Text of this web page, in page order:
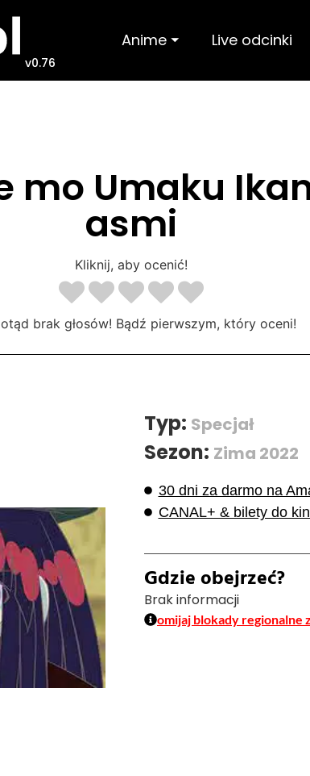
v0.76
Anime ⏷ Live odcinki
mo Umaku
asmi
Kliknij, aby ocenić!
brak głosów! Bądź pierwszym, który oceni!
Typ: Specjał
Sezon: Zima 2022
30 dni za darmo na
CANAL+ & bilety do
Gdzie obejrzeć?
Brak informacji
omijaj blokady regionalne